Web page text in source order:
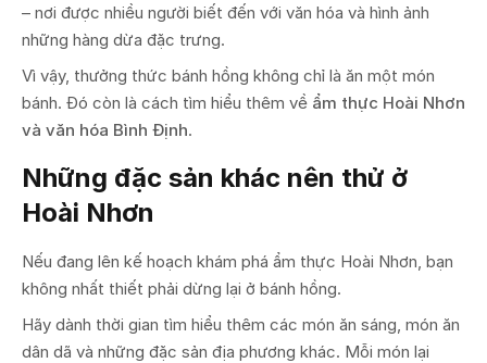
– nơi được nhiều người biết đến với văn hóa và hình ảnh
những hàng dừa đặc trưng.
Vì vậy, thưởng thức bánh hồng không chỉ là ăn một món
bánh. Đó còn là cách tìm hiểu thêm về ẩm thực Hoài Nhơn
và văn hóa Bình Định.
Những đặc sản khác nên thử ở
Hoài Nhơn
Nếu đang lên kế hoạch khám phá ẩm thực Hoài Nhơn, bạn
không nhất thiết phải dừng lại ở bánh hồng.
Hãy dành thời gian tìm hiểu thêm các món ăn sáng, món ăn
dân dã và những đặc sản địa phương khác. Mỗi món lại